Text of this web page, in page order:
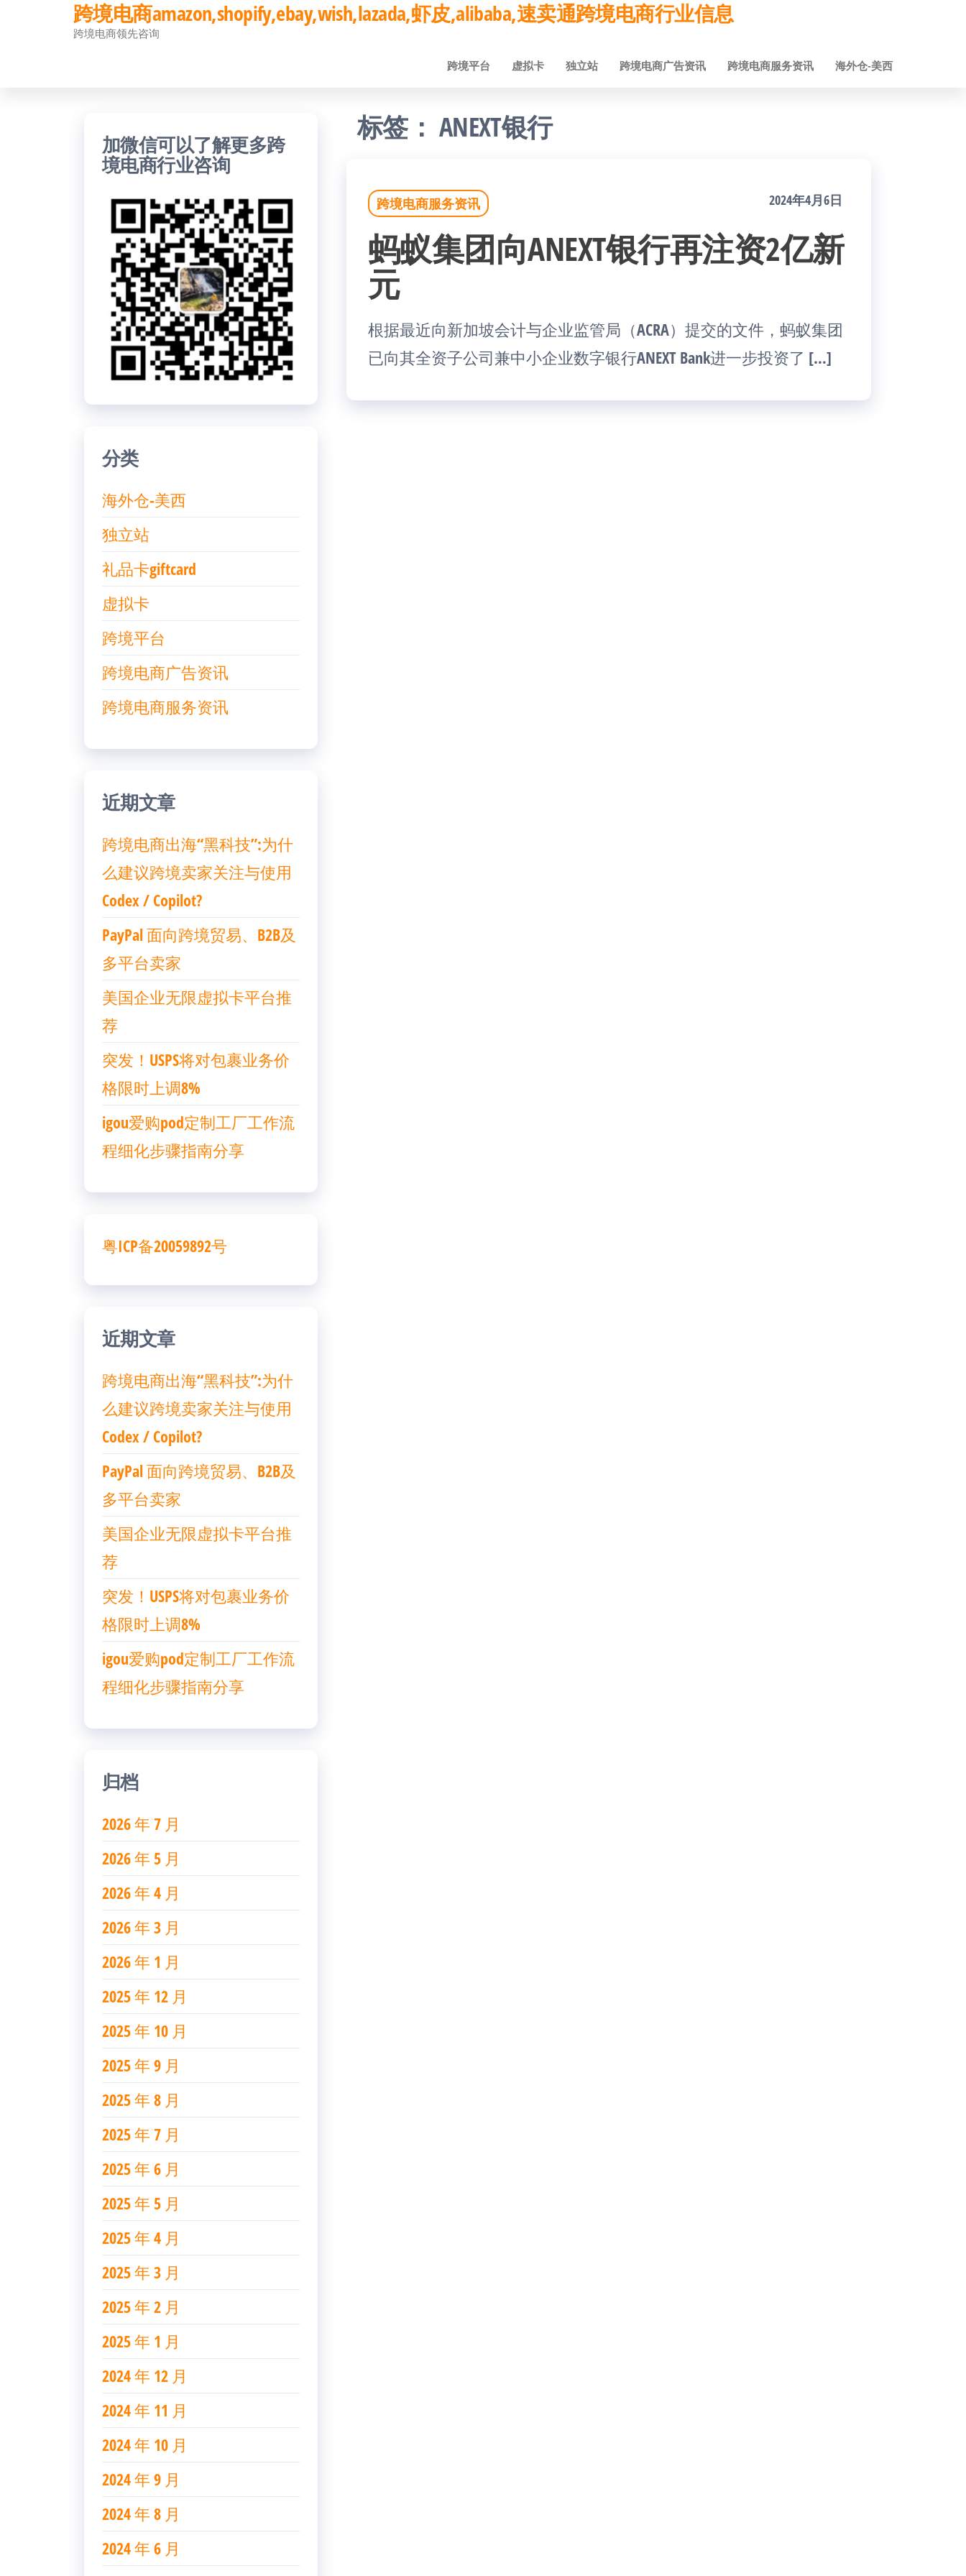
跨境电商amazon,shopify,ebay,wish,lazada,虾皮,alibaba,速卖通跨境电商行业信息
跨境电商领先咨询
跨境平台 虚拟卡 独立站 跨境电商广告资讯 跨境电商服务资讯 海外仓-美西
标签：ANEXT银行
跨境电商服务资讯 2024年4月6日
蚂蚁集团向ANEXT银行再注资2亿新
元
根据最近向新加坡会计与企业监管局（ACRA）提交的文件，蚂蚁集团
已向其全资子公司兼中小企业数字银行ANEXT Bank进一步投资了 […]
加微信可以了解更多跨
境电商行业咨询
分类
海外仓-美西
独立站
礼品卡giftcard
虚拟卡
跨境平台
跨境电商广告资讯
跨境电商服务资讯
近期文章
跨境电商出海“黑科技”:为什
么建议跨境卖家关注与使用
Codex / Copilot?
PayPal 面向跨境贸易、B2B及
多平台卖家
美国企业无限虚拟卡平台推
荐
突发！USPS将对包裹业务价
格限时上调8%
igou爱购pod定制工厂工作流
程细化步骤指南分享
粤ICP备20059892号
近期文章
跨境电商出海“黑科技”:为什
么建议跨境卖家关注与使用
Codex / Copilot?
PayPal 面向跨境贸易、B2B及
多平台卖家
美国企业无限虚拟卡平台推
荐
突发！USPS将对包裹业务价
格限时上调8%
igou爱购pod定制工厂工作流
程细化步骤指南分享
归档
2026 年 7 月
2026 年 5 月
2026 年 4 月
2026 年 3 月
2026 年 1 月
2025 年 12 月
2025 年 10 月
2025 年 9 月
2025 年 8 月
2025 年 7 月
2025 年 6 月
2025 年 5 月
2025 年 4 月
2025 年 3 月
2025 年 2 月
2025 年 1 月
2024 年 12 月
2024 年 11 月
2024 年 10 月
2024 年 9 月
2024 年 8 月
2024 年 6 月